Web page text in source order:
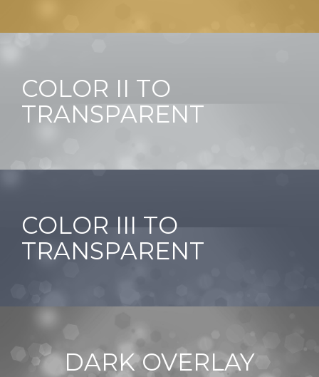
COLOR II TO
TRANSPARENT
COLOR III TO
TRANSPARENT
DARK OVERLAY